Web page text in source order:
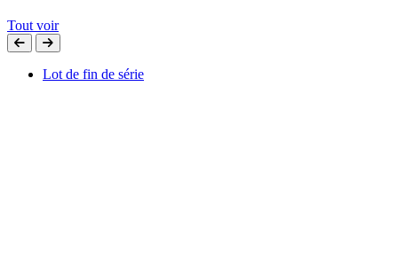
Tout voir
Lot de fin de série